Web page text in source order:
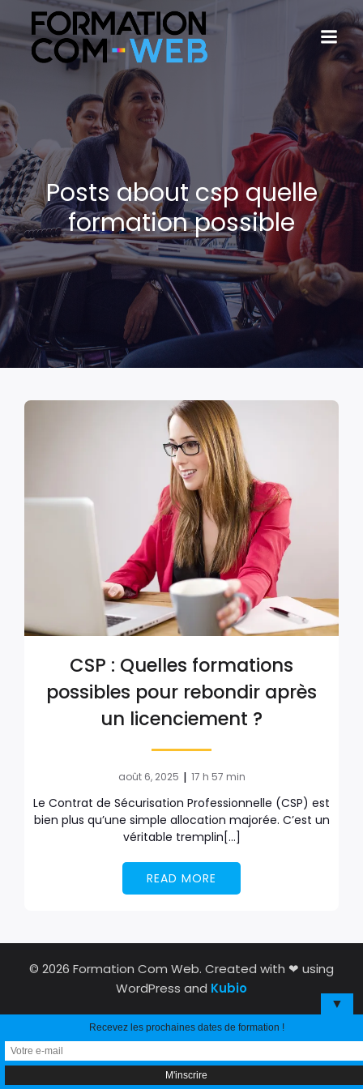
Posts about csp quelle
formation possible
CSP : Quelles formations
possibles pour rebondir après
un licenciement ?
août 6, 2025 | 17 h 57 min
Le Contrat de Sécurisation Professionnelle (CSP) est
bien plus qu’une simple allocation majorée. C’est un
véritable tremplin[…]
READ MORE
© 2026 Formation Com Web. Created with ❤ using
WordPress and Kubio
▼
Recevez les prochaines dates de formation !